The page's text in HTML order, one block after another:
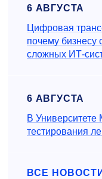
6 АВГУСТА
Цифровая
почему бизнесу
сложных ИТ-
6 АВГУСТА
В
тестирования
ВСЕ НОВОСТИ